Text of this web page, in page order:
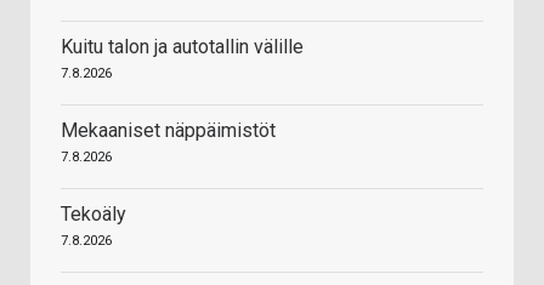
Kuitu talon ja autotallin välille
7.8.2026
Mekaaniset näppäimistöt
7.8.2026
Tekoäly
7.8.2026